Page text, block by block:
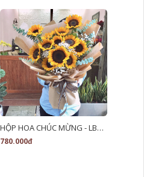
HỘP HOA CHÚC MỪNG - LB00179
780.000đ